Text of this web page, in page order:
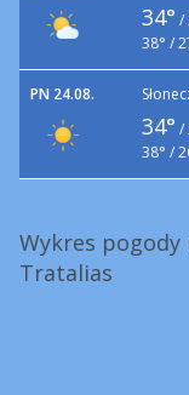
34° /
38° /
PN 24.08.
34° /
38° /
Wykres pogody
Tratalias